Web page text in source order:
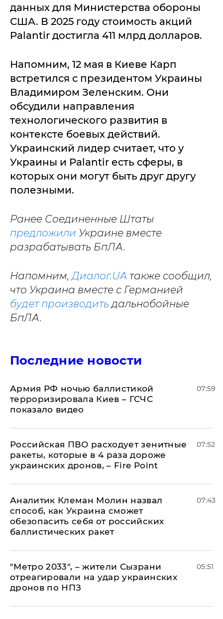
данных для Министерства обороны
США. В 2025 году стоимость акций
Palantir достигла 411 млрд долларов.
Напомним, 12 мая в Киеве Карп
встретился с президентом Украины
Владимиром Зеленским. Они
обсудили направления
технологического развития в
контексте боевых действий.
Украинский лидер считает, что у
Украины и Palantir есть сферы, в
которых они могут быть друг другу
полезными.
Ранее Соединенные Штаты
предложили Украине вместе
разрабатывать БпЛА.
Напомним, Диалог.UA также сообщил,
что Украина вместе с Германией
будет производить дальнобойные
БпЛА.
Последние новости
Армия РФ ночью баллистикой
терроризировала Киев – ГСЧС
показало видео
07:59
Российская ПВО расходует зенитные
ракеты, которые в 4 раза дороже
украинских дронов, – Fire Point
07:52
Аналитик Клеман Молин назвал
способ, как Украина сможет
обезопасить себя от российских
баллистических ракет
07:43
"Метро 2033", – жители Сызрани
отреагировали на удар украинских
дронов по НПЗ
05:51